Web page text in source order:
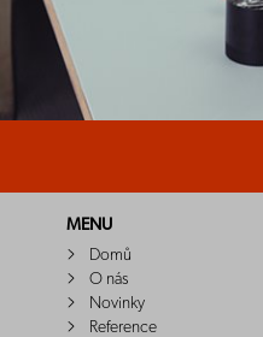
MENU
Domů
O nás
Novinky
Reference